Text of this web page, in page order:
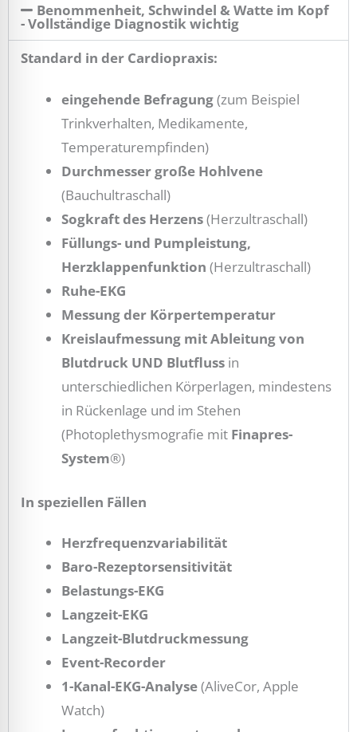
Benommenheit, Schwindel & Watte im Kopf
- Vollständige Diagnostik wichtig
Standard in der Cardiopraxis:
eingehende Befragung(zum Beispiel
Trinkverhalten, Medikamente,
Temperaturempfinden)
Durchmesser große Hohlvene
(Bauchultraschall)
Sogkraft des Herzens(Herzultraschall)
Füllungs- und Pumpleistung,
Herzklappenfunktion (Herzultraschall)
Ruhe-EKG
Messung der Körpertemperatur
Kreislaufmessung mit Ableitung von
Blutdruck UND Blutfluss in
unterschiedlichen Körperlagen, mindestens
in Rückenlage und im Stehen
(Photoplethysmografie mit Finapres-
System®)
In speziellen Fällen
Herzfrequenzvariabilität
Baro-Rezeptorsensitivität
Belastungs-EKG
Langzeit-EKG
Langzeit-Blutdruckmessung
Event-Recorder
1-Kanal-EKG-Analyse(AliveCor, Apple
Watch)